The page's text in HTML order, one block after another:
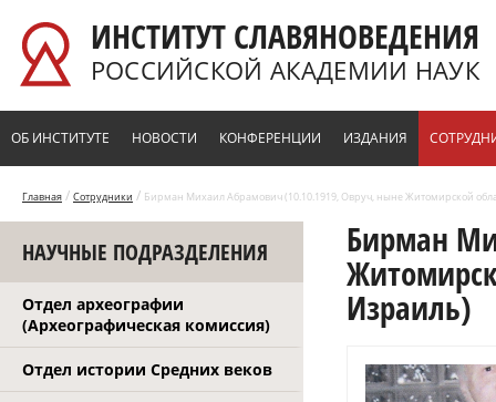
ИНСТИТУТ СЛАВЯНОВЕДЕНИЯ
РОССИЙСКОЙ АКАДЕМИИ НАУК
ОБ ИНСТИТУТЕ НОВОСТИ КОНФЕРЕНЦИИ ИЗДАНИЯ
Главная / Сотрудники / Бирман Михаил Абрамович (10.10.1919, Овруч, ныне Житомирской
НАУЧНЫЕ ПОДРАЗДЕЛЕНИЯ
Отдел археографии
(Археографическая комиссия)
Отдел истории Средних веков
Бирман
Израиль)